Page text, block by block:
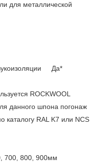
для металлической
Да*
ROCKWOOL
данного шпона погонаж
каталогу RAL K7 или NCS
700, 800, 900мм